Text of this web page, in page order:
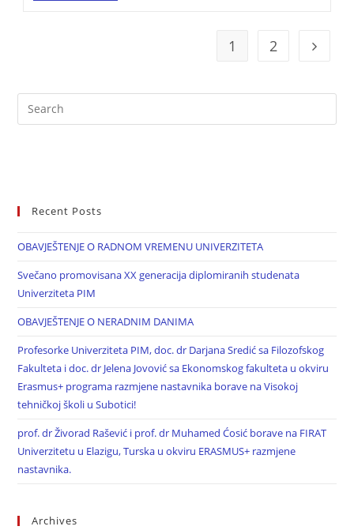
1 2
Recent Posts
OBAVJEŠTENJE O RADNOM VREMENU UNIVERZITETA
Svečano promovisana XX generacija diplomiranih studenata
Univerziteta PIM
OBAVJEŠTENJE O NERADNIM DANIMA
Profesorke Univerziteta PIM, doc. dr Darjana Sredić sa Filozofskog
Fakulteta i doc. dr Jelena Jovović sa Ekonomskog fakulteta u okviru
Erasmus+ programa razmjene nastavnika borave na Visokoj
tehničkoj školi u Subotici!
prof. dr Živorad Rašević i prof. dr Muhamed Ćosić borave na FIRAT
Univerzitetu u Elazigu, Turska u okviru ERASMUS+ razmjene
nastavnika.
Archives